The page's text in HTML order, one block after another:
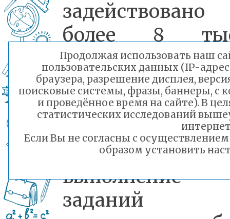
задействовано
более 8
педагогов.
по
стартовал
четко
расписанию.
выполнение
заданий
Продолжая использовать наш
пользовательских данных (IP-
браузера, разрешение дисплея,
поисковые системы, фразы, баннеры, с
и проведённое время на сайте). В
статистических исследований
Если Вы не согласны с
образом установить